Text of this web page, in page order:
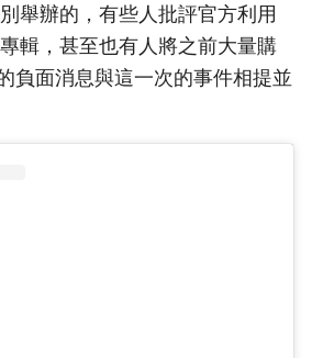
舉辦的，有些人批評官方利用
輯，甚至也有人將之前大量購
負面消息與這一次的事件相提並